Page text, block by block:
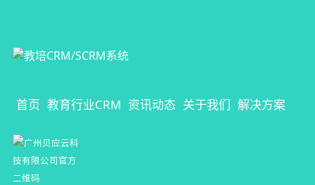
首页 教育行业CRM 资讯动态 关于我们 解决方案